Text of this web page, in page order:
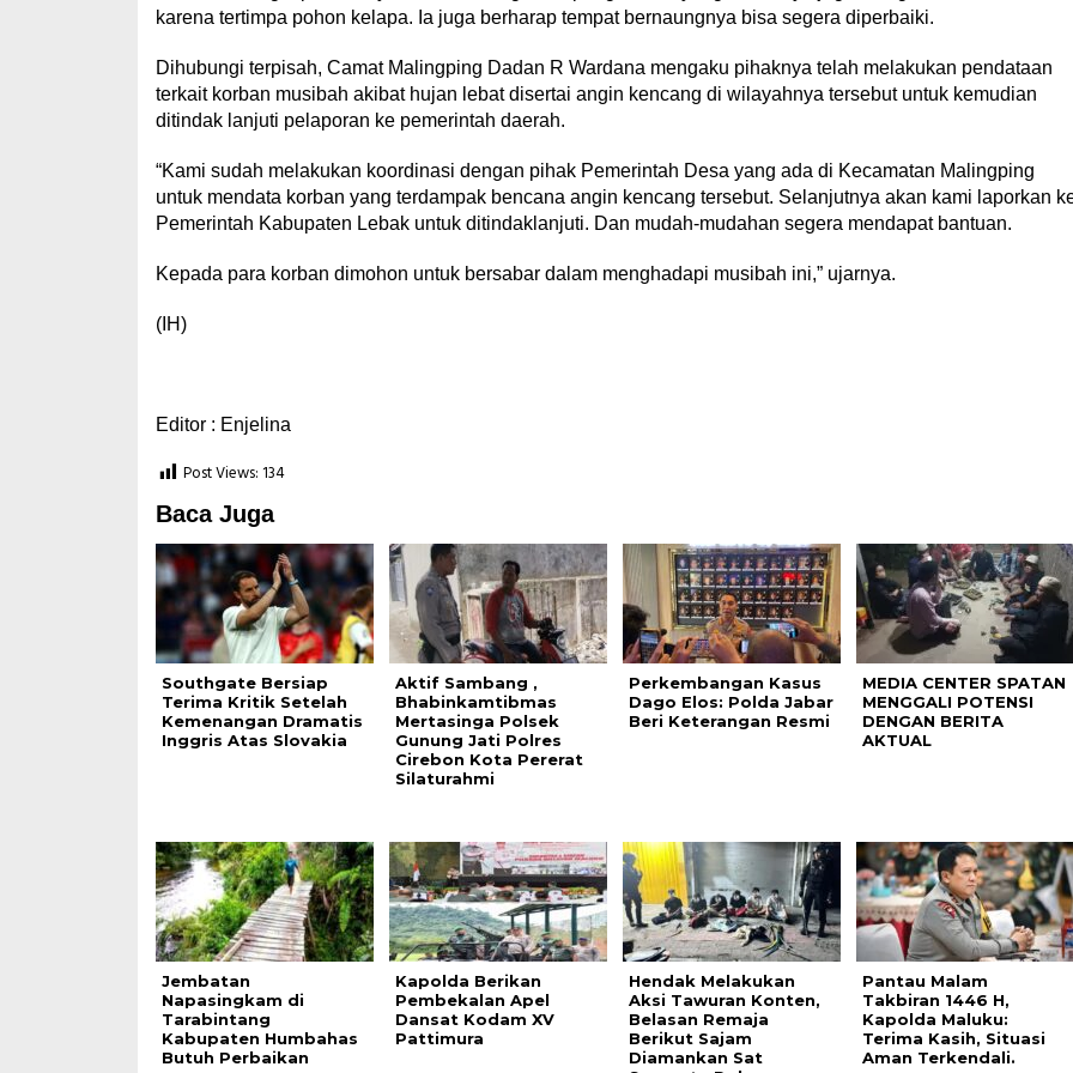
karena tertimpa pohon kelapa. Ia juga berharap tempat bernaungnya bisa segera diperbaiki.
Dihubungi terpisah, Camat Malingping Dadan R Wardana mengaku pihaknya telah melakukan pendataan
terkait korban musibah akibat hujan lebat disertai angin kencang di wilayahnya tersebut untuk kemudian
ditindak lanjuti pelaporan ke pemerintah daerah.
“Kami sudah melakukan koordinasi dengan pihak Pemerintah Desa yang ada di Kecamatan Malingping
untuk mendata korban yang terdampak bencana angin kencang tersebut. Selanjutnya akan kami laporkan
Pemerintah Kabupaten Lebak untuk ditindaklanjuti. Dan mudah-mudahan segera mendapat bantuan.
Kepada para korban dimohon untuk bersabar dalam menghadapi musibah ini,” ujarnya.
(IH)
Editor : Enjelina
Post Views: 134
Baca Juga
Southgate Bersiap
Terima Kritik Setelah
Kemenangan Dramatis
Inggris Atas Slovakia
Aktif Sambang ,
Bhabinkamtibmas
Mertasinga Polsek
Gunung Jati Polres
Cirebon Kota Pererat
Silaturahmi
Perkembangan Kasus
Dago Elos: Polda Jabar
Beri Keterangan Resmi
MEDIA CENTER SPATAN
MENGGALI POTENSI
DENGAN BERITA
AKTUAL
Jembatan
Napasingkam di
Tarabintang
Kabupaten Humbahas
Butuh Perbaikan
Kapolda Berikan
Pembekalan Apel
Dansat Kodam XV
Pattimura
Hendak Melakukan
Aksi Tawuran Konten,
Belasan Remaja
Berikut Sajam
Diamankan Sat
Pantau Malam
Takbiran 1446 H,
Kapolda Maluku:
Terima Kasih, Situasi
Aman Terkendali.